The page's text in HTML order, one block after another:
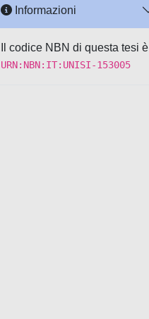
Informazioni
Il codice NBN di questa tesi è
URN:NBN:IT:UNISI-153005